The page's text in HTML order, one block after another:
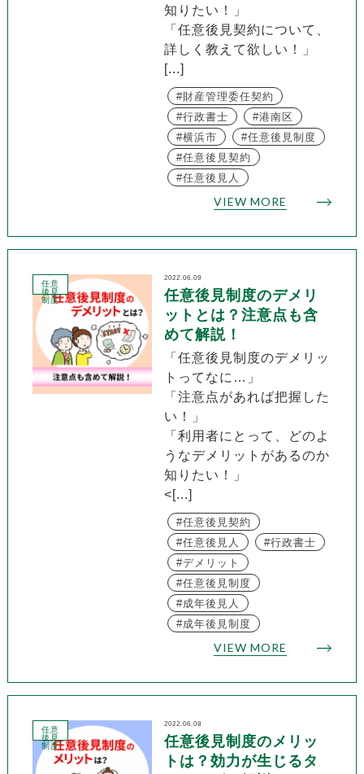
知りたい！」
「任意後見契約について、
詳しく教えて欲しい！」
[...]
財産管理委任契約
行政書士
港南区
横浜市
任意後見制度
任意後見契約
任意後見人
VIEW MORE
任意
後見
制度
2022.06.09
任意後見制度のデメリ
ットとは？注意点も含
めて解説！
「任意後見制度のデメリッ
トってなに…」
「注意点があれば把握した
い！」
「利用者にとって、どのよ
うなデメリットがあるのか
知りたい！」
<[...]
任意後見契約
任意後見人
行政書士
デメリット
任意後見制度
成年後見人
成年後見制度
VIEW MORE
任意
後見
制度
2022.06.08
任意後見制度のメリッ
トは？効力が生じるタ